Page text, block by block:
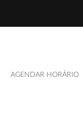
AGENDAR HORÁRIO